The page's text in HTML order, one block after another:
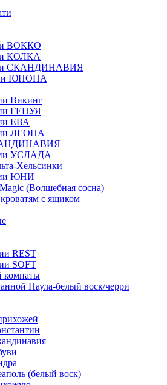
ВОККО
КОЛКА
СКАНДИНАВИЯ
ЮНОНА
Викинг
ГЕНУЯ
ЕВА
ЛЕОНА
УСЛАДА
Хельсинки
ЮНИ
(Волшебная сосна)
с ящиком
REST
SOFT
комнаты
Паула-белый воск/черри
(белый воск)